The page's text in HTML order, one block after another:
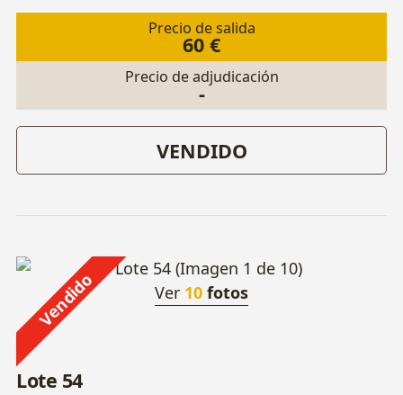
Precio de salida
60 €
Precio de adjudicación
-
VENDIDO
Vendido Ver 10 fotos
Lote 54